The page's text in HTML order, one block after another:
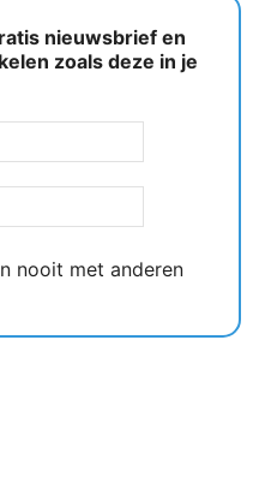
nieuwsbrief en
zoals deze in je
nooit met anderen